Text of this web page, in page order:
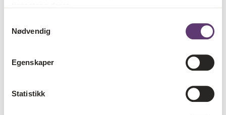
Nødvendig
Egenskaper
Statistikk